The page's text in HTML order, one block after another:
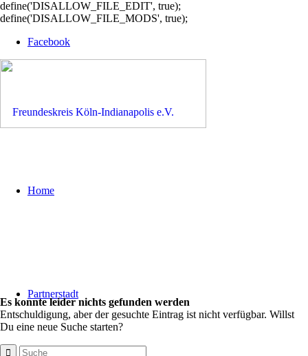
define('DISALLOW_FILE_EDIT', true);
define('DISALLOW_FILE_MODS', true);
Facebook
Home
Partnerstadt
Es konnte leider nichts gefunden werden
Entschuldigung, aber der gesuchte Eintrag ist nicht verfügbar. Willst
Du eine neue Suche starten?